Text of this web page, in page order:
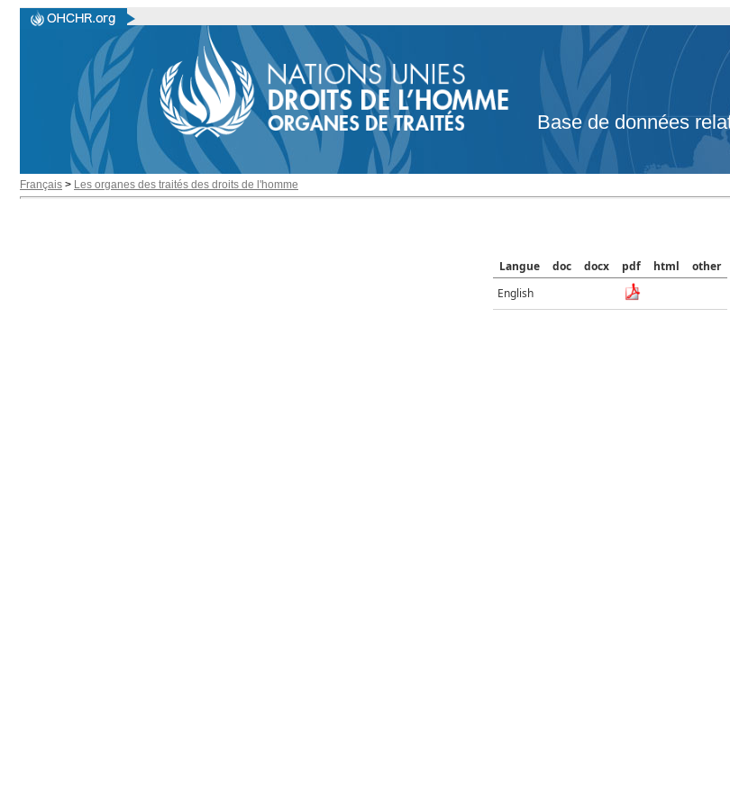
Base de données
Français > Les organes des traités des droits de l'homme
Langue doc docx pdf html
other
English